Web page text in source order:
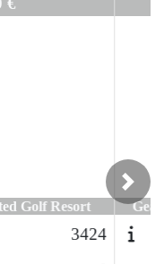
Resort
3424
Next